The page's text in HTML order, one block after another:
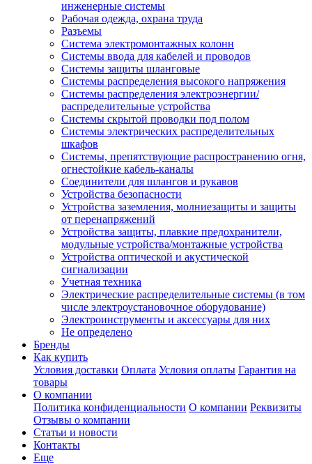
инженерные системы
Рабочая одежда, охрана труда
Разъемы
Система электромонтажных колонн
Системы ввода для кабелей и проводов
Системы защиты шланговые
Системы распределения высокого напряжения
Системы распределения электроэнергии/
распределительные устройства
Системы скрытой проводки под полом
Системы электрических распределительных
шкафов
Системы, препятствующие распространению огня,
огнестойкие кабель-каналы
Соединители для шлангов и рукавов
Устройства безопасности
Устройства заземления, молниезащиты и защиты
от перенапряжений
Устройства защиты, плавкие предохранители,
модульные устройства/монтажные устройства
Устройства оптической и акустической
сигнализации
Учетная техника
Электрические распределительные системы (в том
числе электроустановочное оборудование)
Электроинструменты и аксессуары для них
Не определено
Бренды
Как купить
Условия доставки Оплата Условия оплаты Гарантия на
товары
О компании
Политика конфиденциальности О компании Реквизиты
Отзывы о компании
Статьи и новости
Контакты
Еще